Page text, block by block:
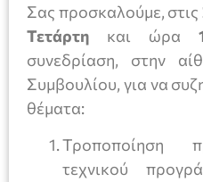
Σας προσκαλούμε, στις
Τετάρτη και ώρα
συνεδρίαση, στην
Συμβουλίου, για να
θέματα:
Τροποποίηση
τεχνικού